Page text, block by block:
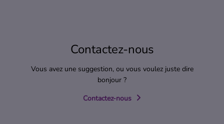
Contactez-nous
Vous avez une suggestion, ou vous voulez juste dire
bonjour ?
Contactez-nous